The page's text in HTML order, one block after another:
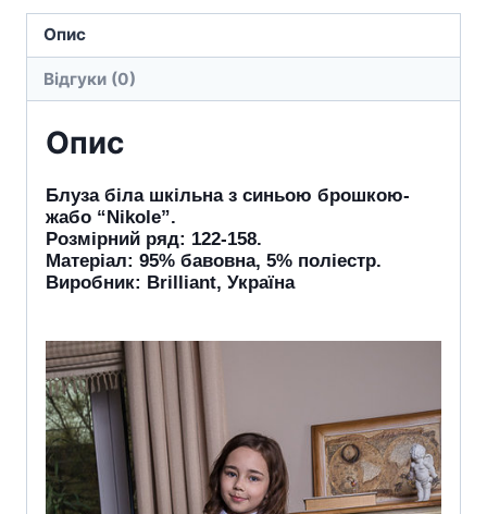
Опис
Відгуки (0)
Опис
Блуза біла шкільна з синьою брошкою-
жабо “Nikole”.
Розмірний ряд: 122-158.
Матеріал: 95% бавовна, 5% поліестр.
Виробник: Brilliant, Україна